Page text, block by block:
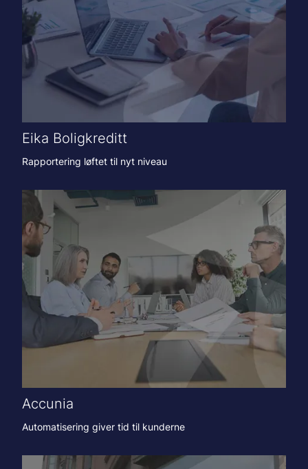
Eika Boligkreditt
Rapportering løftet til nyt niveau
Accunia
Automatisering giver tid til kunderne